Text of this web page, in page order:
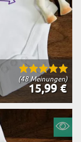
(48 Meinungen)
15,99 €